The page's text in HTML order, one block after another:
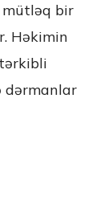
bir
Həkimin
dərmanlar